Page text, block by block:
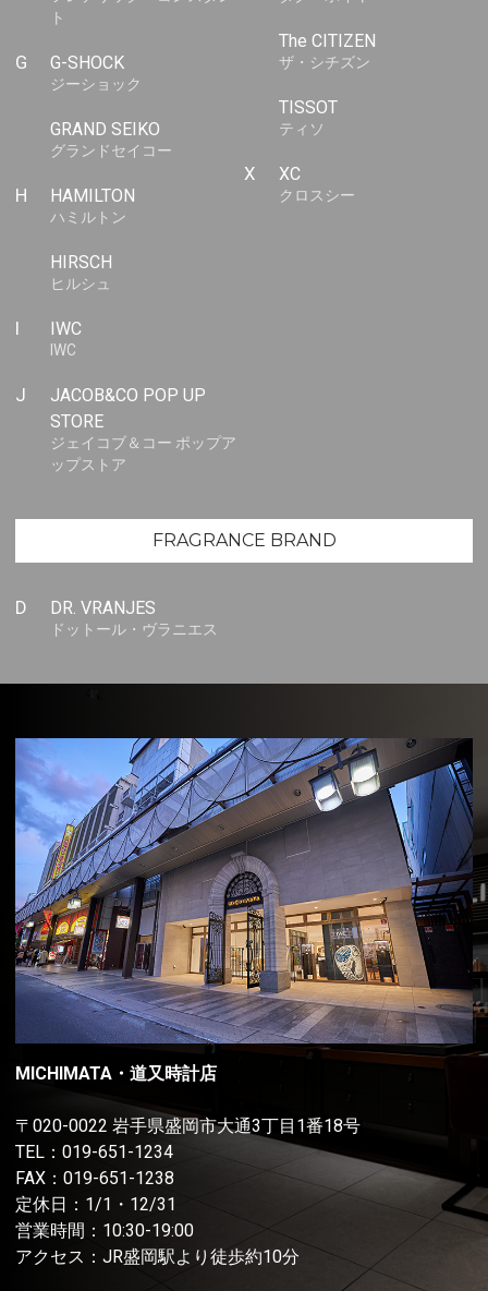
ト
G G-SHOCK
ジーショック
GRAND SEIKO
グランドセイコー
H HAMILTON
ハミルトン
HIRSCH
ヒルシュ
I IWC
IWC
J
JACOB&CO POP UP
STORE
ジェイコブ＆コー ポップア
ップストア
The CITIZEN
ザ・シチズン
TISSOT
ティソ
X XC
クロスシー
FRAGRANCE BRAND
D DR. VRANJES
ドットール・ヴラニエス
MICHIMATA・道又時計店
〒020-0022 岩手県盛岡市大通3丁目1番18号
TEL： 019-651-1234
FAX：019-651-1238
定休日：1/1・12/31
営業時間：10:30-19:00
アクセス：JR盛岡駅より徒歩約10分